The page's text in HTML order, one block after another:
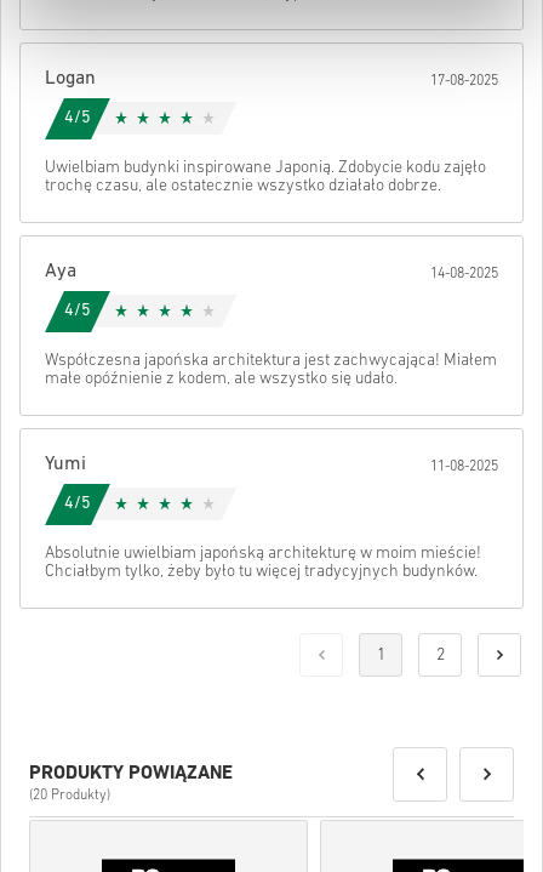
kodu.
Logan 17-08-2025
4/5
Uwielbiam budynki inspirowane Japonią. Zdobycie kodu zajęło
trochę czasu, ale ostatecznie wszystko działało dobrze.
Aya 14-08-2025
4/5
Współczesna japońska architektura jest zachwycająca! Miałem
małe opóźnienie z kodem, ale wszystko się udało.
Yumi 11-08-2025
4/5
Absolutnie uwielbiam japońską architekturę w moim mieście!
Chciałbym tylko, żeby było tu więcej tradycyjnych budynków.
1 2
PRODUKTY POWIĄZANE
(20 Produkty)